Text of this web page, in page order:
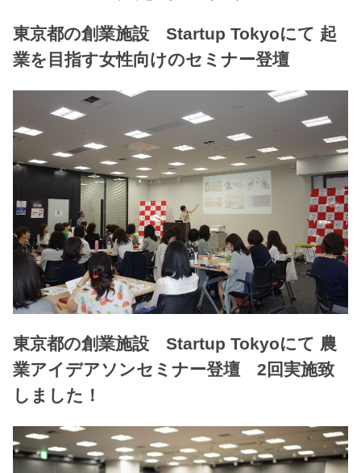
東京都の創業施設 Startup Tokyoにて 起
業を目指す女性向けのセミナー登壇
東京都の創業施設 Startup Tokyoにて 農
業アイデアソンセミナー登壇 2回実施致
しました！